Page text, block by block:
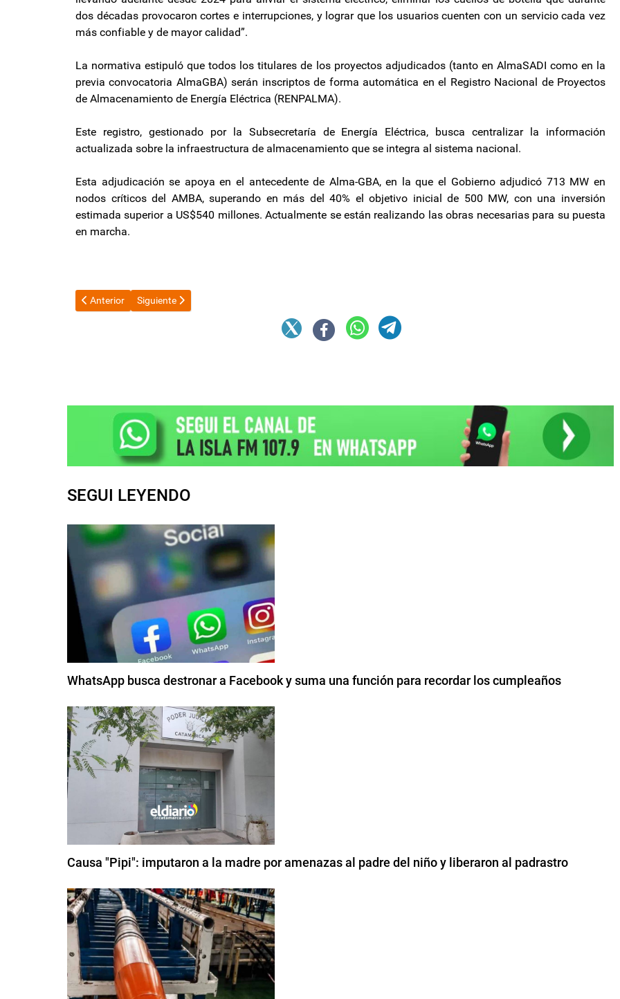
dos décadas provocaron cortes e interrupciones, y lograr que los usuarios cuenten con un servicio cada vez
más confiable y de mayor calidad”.
La normativa estipuló que todos los titulares de los proyectos adjudicados (tanto en AlmaSADI como en la
previa convocatoria AlmaGBA) serán inscriptos de forma automática en el Registro Nacional de Proyectos
de Almacenamiento de Energía Eléctrica (RENPALMA).
Este registro, gestionado por la Subsecretaría de Energía Eléctrica, busca centralizar la información
actualizada sobre la infraestructura de almacenamiento que se integra al sistema nacional.
Esta adjudicación se apoya en el antecedente de Alma-GBA, en la que el Gobierno adjudicó 713 MW en
nodos críticos del AMBA, superando en más del 40% el objetivo inicial de 500 MW, con una inversión
estimada superior a US$540 millones. Actualmente se están realizando las obras necesarias para su puesta
en marcha.
Artículo anterior: El Gobierno se esperanza con una nueva foto con gobernadores en Tucumán
Anterior Artículo siguiente: “La política debe priorizar el acompañamiento directo a los ciudadanos y gestionar soluciones
Siguiente
SEGUI LEYENDO
WhatsApp busca destronar a Facebook y suma una función para recordar los cumpleaños
Causa "Pipi": imputaron a la madre por amenazas al padre del niño y liberaron al padrastro